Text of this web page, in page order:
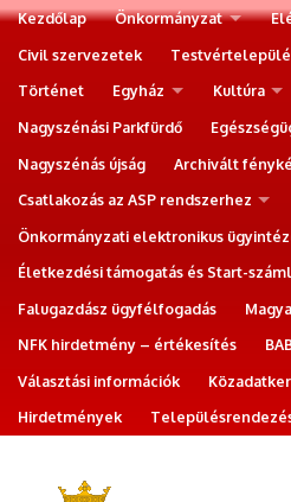
Kezdőlap Önkormányzat
Civil szervezetek
Történet
Egyház Kultúra
Nagyszénási Parkfürdő
Nagyszénás újság
Archivált
Csatlakozás az ASP rendszerhez
Önkormányzati elektronikus
Életkezdési támogatás és Start-
Falugazdász ügyfélfogadás
NFK hirdetmény – értékesítés
Választási információk
Hirdetmények